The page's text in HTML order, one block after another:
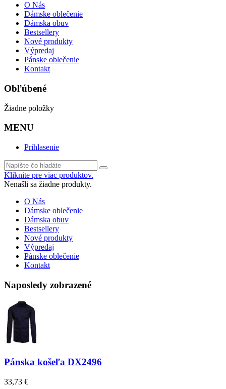
O Nás
Dámske oblečenie
Dámska obuv
Bestsellery
Nové produkty
Výpredaj
Pánske oblečenie
Kontakt
Obľúbené
Žiadne položky
MENU
Prihlasenie
Kliknite pre viac produktov.
Nenašli sa žiadne produkty.
O Nás
Dámske oblečenie
Dámska obuv
Bestsellery
Nové produkty
Výpredaj
Pánske oblečenie
Kontakt
Naposledy zobrazené
Pánska košeľa DX2496
33,73 €